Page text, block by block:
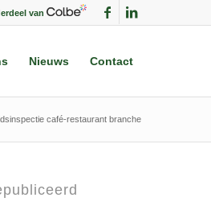
van
Nieuws Contact
café-restaurant branche